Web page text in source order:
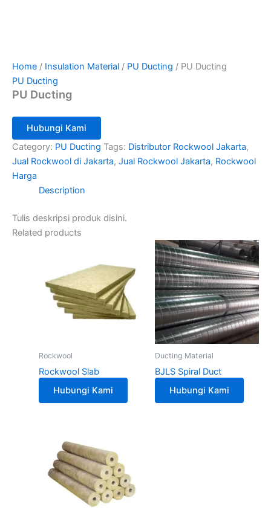
Home / Insulation Material / PU Ducting / PU Ducting
PU Ducting
PU Ducting
Hubungi Kami
Category: PU Ducting Tags: Distributor Rockwool Jakarta,
Jual Rockwool di Jakarta, Jual Rockwool Jakarta, Rockwool
Harga
Description
Tulis deskripsi produk disini.
Related products
Rockwool
Rockwool Slab
Hubungi Kami
Ducting Material
BJLS Spiral Duct
Hubungi Kami